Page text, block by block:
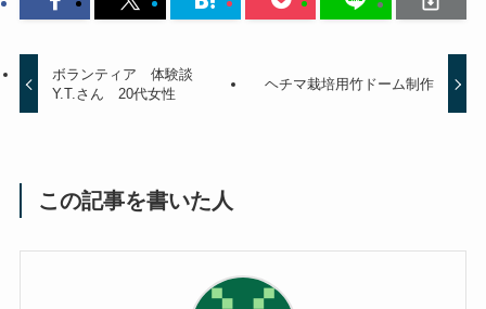
ボランティア 体験談
Y.T.さん 20代女性
ヘチマ栽培用竹ドーム制作
この記事を書いた人